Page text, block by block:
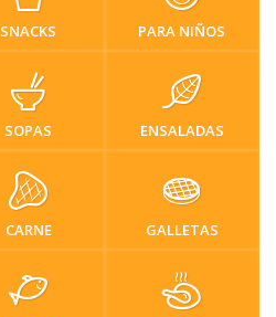
SNACKS PARA NIÑOS
SOPAS ENSALADAS
CARNE GALLETAS